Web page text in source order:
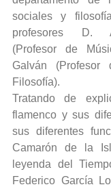
sociales y
profesores D.
(Profesor de
Galván
Filosofía).
Tratando de
flamenco y sus
sus diferentes
Camarón de la
leyenda del
Federico García